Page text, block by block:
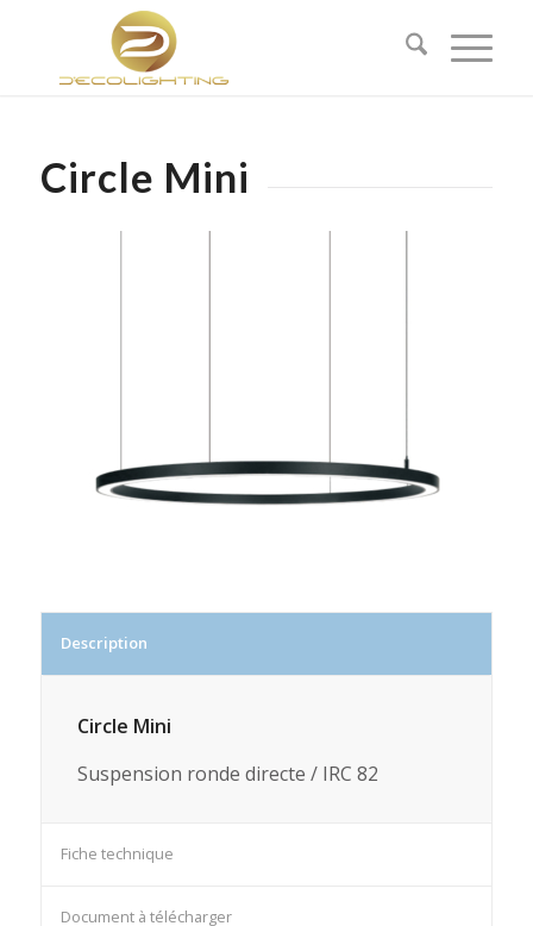
Circle Mini
Description
Circle Mini
Suspension ronde directe / IRC 82
Fiche technique
Document à télécharger